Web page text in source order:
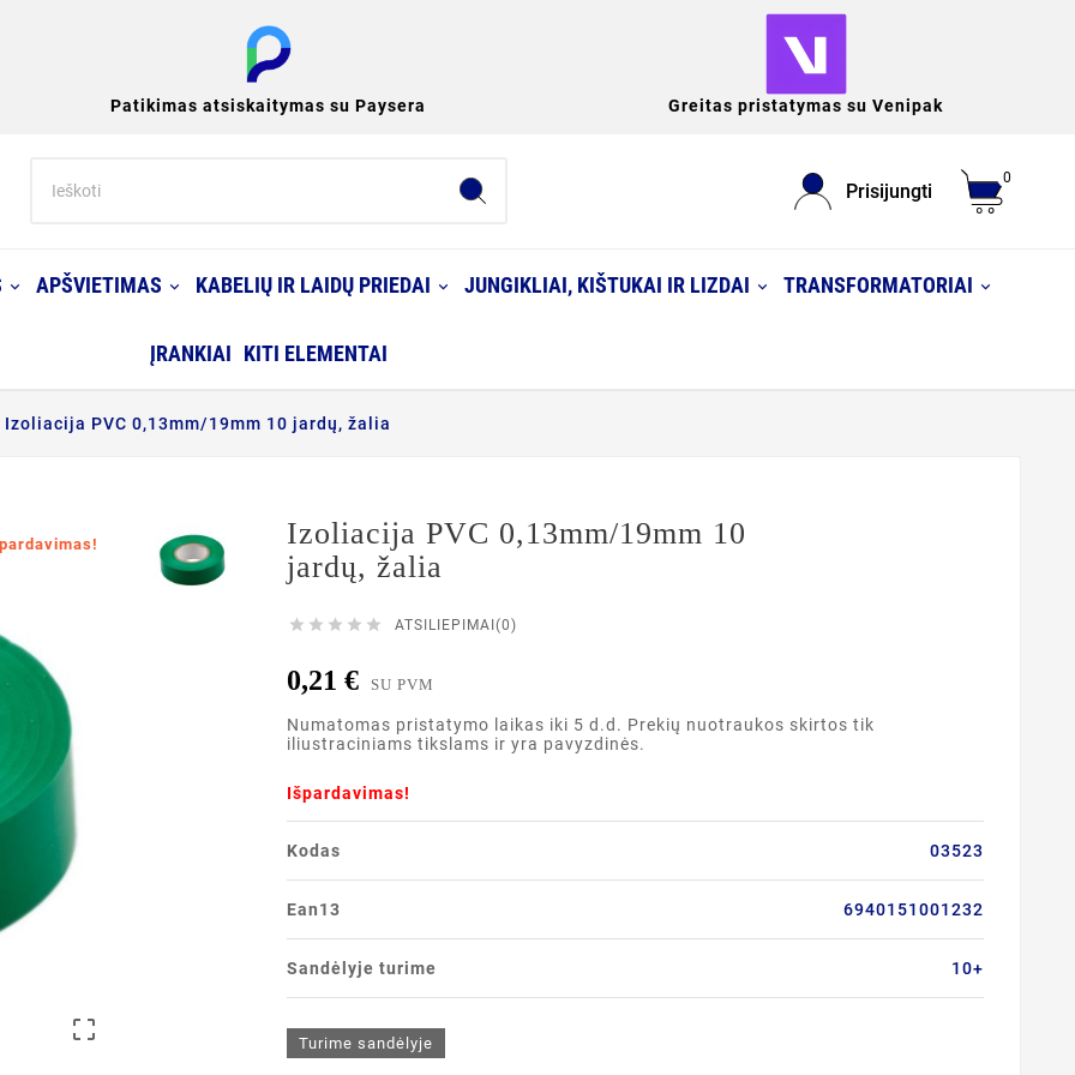
Patikimas atsiskaitymas su Paysera Greitas pristatymas su Venipak
Prisijungti
0
APŠVIETIMAS KABELIŲ IR LAIDŲ PRIEDAI JUNGIKLIAI, KIŠTUKAI IR LIZDAI TRANSFORMATORIAI
ĮRANKIAI KITI ELEMENTAI
Izoliacija PVC 0,13mm/19mm 10 jardų, žalia

Izoliacija PVC 0,13mm/19mm 10
jardų, žalia
     ATSILIEPIMAI(0)
0,21 € SU PVM
Numatomas pristatymo laikas iki 5 d.d. Prekių nuotraukos skirtos tik
iliustraciniams tikslams ir yra pavyzdinės.
Išpardavimas!
Kodas 03523
Ean13 6940151001232
Sandėlyje turime 10+
Turime sandėlyje